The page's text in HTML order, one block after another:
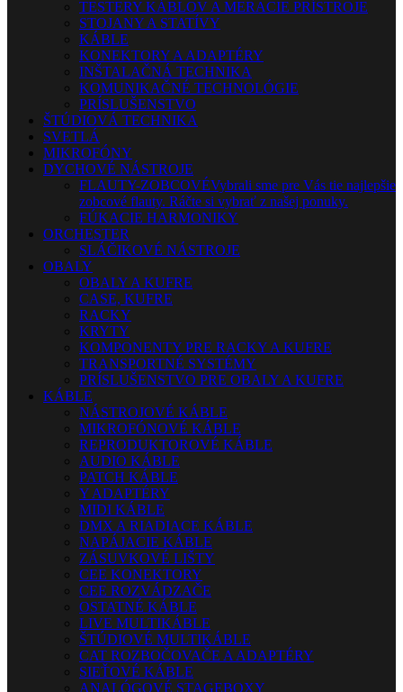
TESTERY KÁBLOV A MERACIE PRÍSTROJE
STOJANY A STATÍVY
KÁBLE
KONEKTORY A ADAPTÉRY
INŠTALAČNÁ TECHNIKA
KOMUNIKAČNÉ TECHNOLÓGIE
PRÍSLUŠENSTVO
ŠTÚDIOVÁ TECHNIKA
SVETLÁ
MIKROFÓNY
DYCHOVÉ NÁSTROJE
FLAUTY-ZOBCOVÉVybrali sme pre Vás tie najlepšie
zobcové flauty. Ráčte si vybrať z našej ponuky.
FÚKACIE HARMONIKY
ORCHESTER
SLÁČIKOVÉ NÁSTROJE
OBALY
OBALY A KUFRE
CASE, KUFRE
RACKY
KRYTY
KOMPONENTY PRE RACKY A KUFRE
TRANSPORTNÉ SYSTÉMY
PRÍSLUŠENSTVO PRE OBALY A KUFRE
KÁBLE
NÁSTROJOVÉ KÁBLE
MIKROFÓNOVÉ KÁBLE
REPRODUKTOROVÉ KÁBLE
AUDIO KÁBLE
PATCH KÁBLE
Y ADAPTÉRY
MIDI KÁBLE
DMX A RIADIACE KÁBLE
NAPÁJACIE KÁBLE
ZÁSUVKOVÉ LIŠTY
CEE KONEKTORY
CEE ROZVÁDZAČE
OSTATNÉ KÁBLE
LIVE MULTIKÁBLE
ŠTÚDIOVÉ MULTIKÁBLE
CAT ROZBOČOVAČE A ADAPTÉRY
SIEŤOVÉ KÁBLE
ANALÓGOVÉ STAGEBOXY